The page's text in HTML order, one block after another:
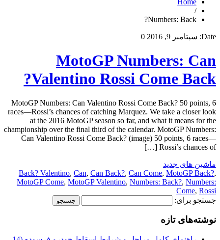
/
Numbers: Back?
Date: سپتامبر 9, 2016 0
MotoGP Numbers: Can
Valentino Rossi Come Back?
MotoGP Numbers: Can Valentino Rossi Come Back? 50 points, 6
races—Rossi’s chances of catching Marquez. We take a closer look
at the 2016 MotoGP season so far, and what it means for the
championship over the final third of the calendar. MotoGP Numbers:
Can Valentino Rossi Come Back? (image) 50 points, 6 races—
Rossi’s chances of […]
ماشین های جدید
Back? Valentino, Can, Can Back?, Can Come, MotoGP Back?,
MotoGP Come, MotoGP Valentino, Numbers: Back?, Numbers:
Come, Rossi
جستجو برای:
نوشته‌های تازه